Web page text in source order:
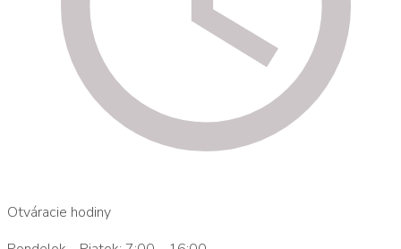
Otváracie hodiny